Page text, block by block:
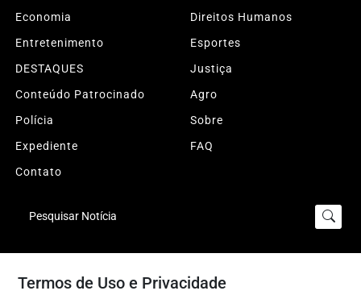
Economia
Direitos Humanos
Entretenimento
Esportes
DESTAQUES
Justiça
Conteúdo Patrocinado
Agro
Polícia
Sobre
Expediente
FAQ
Contato
Pesquisar Notícia
© 2026 Sertão da Paraíba. Todos os direitos reservados.
Termos de Uso e Privacidade